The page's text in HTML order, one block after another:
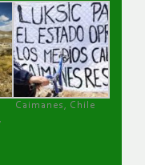
Caimanes, Chile